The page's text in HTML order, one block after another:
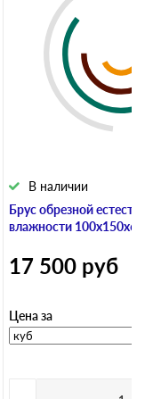
Брус обрезной
влажности
В наличии
17 500 руб
Цена за